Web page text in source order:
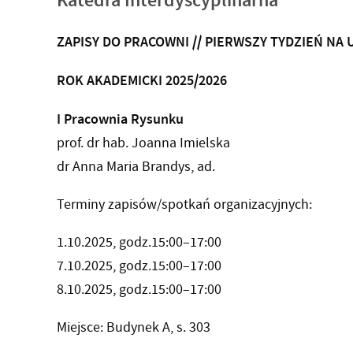
ZAPISY DO PRACOWNI // PIERWSZY TYDZIEŃ NA
ROK AKADEMICKI 2025/2026
I Pracownia Rysunku
prof. dr hab. Joanna Imielska
dr Anna Maria Brandys, ad.
Terminy zapisów/spotkań organizacyjnych:
1.10.2025, godz.15:00–17:00
7.10.2025, godz.15:00–17:00
8.10.2025, godz.15:00–17:00
Miejsce: Budynek A, s. 303